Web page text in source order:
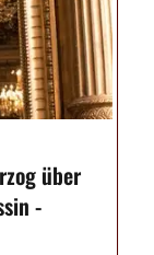
über
-